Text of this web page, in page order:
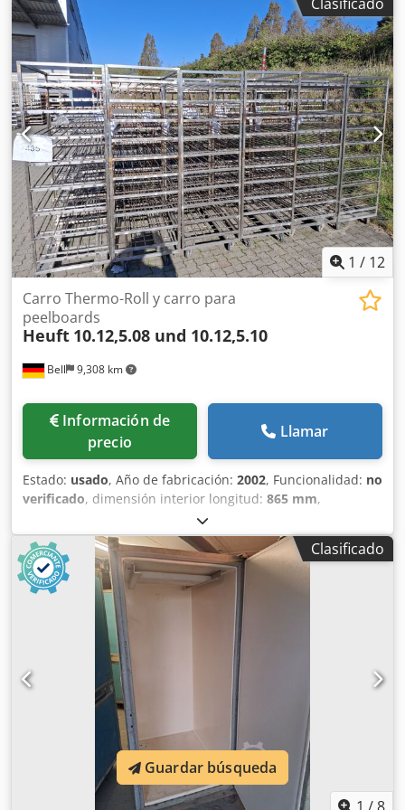
1 / 12
Bell 9,308 km
Carro Thermo-Roll y carro para
peelboards
Heuft 10.12,5.08 und 10.12,5.10
Información de
precio
Llamar
Estado: usado, Año de fabricación: 2002, Funcionalidad: no
verificado, dimensión interior longitud: 865 mm,
875 mm
altura:1,980 mm, Ofrecemos los siguientes carros de
transporte usados Heuft 10.12,5.08 y 10.12,5.10, así como
carros con plataforma extraíble, fabricados en 2002.
Fabricante: Heuft Modelo: 10.12,5.08 y 10.12,5.10 Año de
fabricación: 2002 Estado: usado Si tiene alguna pregunta o
necesita más información, no dude en enviarnos un
mensaje o llamarnos. N.º: Tipo de carro Estado
Ancho/Profundidad/Alto 400 Carro con plataforma
extraíble VTR 10.12,5.08 2 865 875 1980 401 Carro con
plataforma extraíble VTR 10.12,5.08 2 865 875 1980 402
Carro con plataforma extraíble VTR 10.12,5.08 2 865 875
1980 403 Carro con plataforma extraíble VTR 10.12,5.08 2
865 875 1980 404 Carro con plataforma extraíble VTR
10.12,5.08 2 865 875 1980 405 Carro con plataforma
extraíble VTR 10.12,5.08 2 865 875 1980 406 Carro con
Clasificado
Guardar búsqueda